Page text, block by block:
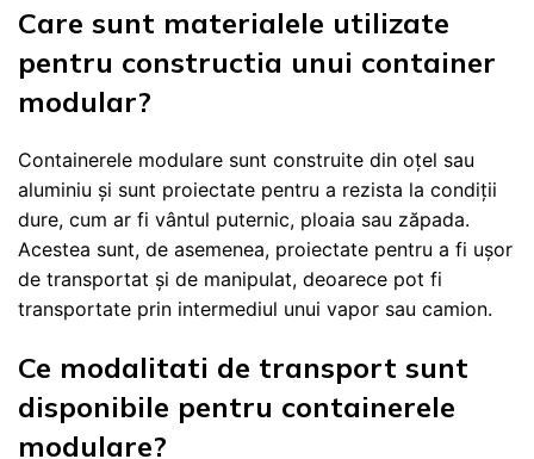
Care sunt materialele utilizate
pentru constructia unui container
modular?
Containerele modulare sunt construite din oțel sau
aluminiu și sunt proiectate pentru a rezista la condiții
dure, cum ar fi vântul puternic, ploaia sau zăpada.
Acestea sunt, de asemenea, proiectate pentru a fi ușor
de transportat și de manipulat, deoarece pot fi
transportate prin intermediul unui vapor sau camion.
Ce modalitati de transport sunt
disponibile pentru containerele
modulare?